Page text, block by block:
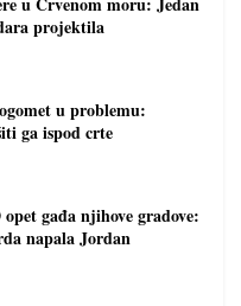
projektila
u problemu:
ga ispod crte
gađa njihove gradove:
napala Jordan